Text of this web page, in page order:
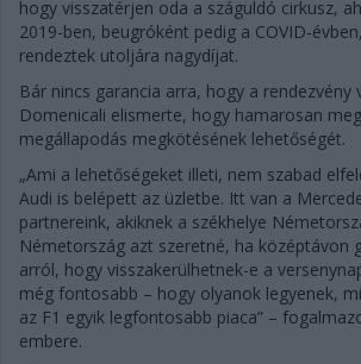
hogy visszatérjen oda a száguldó cirkusz,
2019-ben, beugróként pedig a COVID-
rendeztek utoljára nagydíjat.
Bár nincs garancia arra, hogy a rendezvény
Domenicali elismerte, hogy hamarosan
megállapodás megkötésének lehetőségét.
„Ami a lehetőségeket illeti, nem szabad
Audi is belépett az üzletbe. Itt van a
partnereink, akiknek a székhelye
Németország azt szeretné, ha középtávon
arról, hogy visszakerülhetnek-e a
még fontosabb – hogy olyanok legyenek,
az F1 egyik legfontosabb piaca” –
embere.